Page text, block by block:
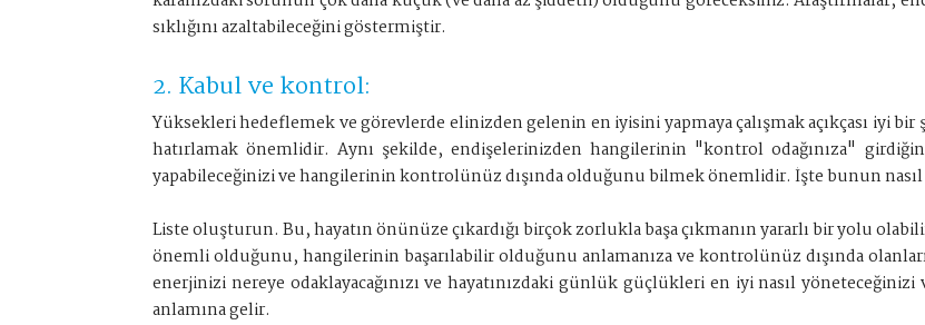
sıklığını azaltabileceğini göstermiştir.
2. Kabul ve kontrol:
Yüksekleri hedeflemek ve görevlerde elinizden gelenin en iyisini yapmaya çalışmak açıkçası iyi
hatırlamak önemlidir. Aynı şekilde, endişelerinizden hangilerinin "kontrol odağınıza"
yapabileceğinizi ve hangilerinin kontrolünüz dışında olduğunu bilmek önemlidir. İşte bunun nasıl
Liste oluşturun. Bu, hayatın önünüze çıkardığı birçok zorlukla başa çıkmanın yararlı bir yolu
önemli olduğunu, hangilerinin başarılabilir olduğunu anlamanıza ve kontrolünüz dışında
enerjinizi nereye odaklayacağınızı ve hayatınızdaki günlük güçlükleri en iyi nasıl
anlamına gelir.